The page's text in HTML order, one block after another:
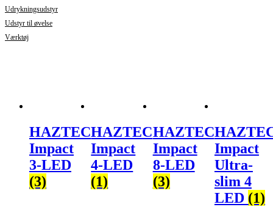
Udrykningsudstyr
Udstyr til øvelse
Værktøj
HAZTEC
Impact
3-LED
(3)
HAZTEC
Impact
4-LED
(1)
HAZTEC
Impact
8-LED
(3)
Impact
Ultra-
slim 4
LED (1)